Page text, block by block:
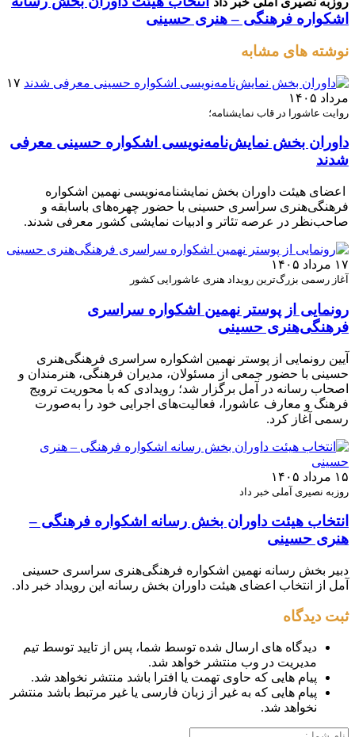
اشکواره فرهنگی‌ – هنری حسینی
نوشته های مشابه
۱۷
مرداد ۱۴۰۵
روایت عاشورا در قاب نمایشنامه؛
داوران بخش نمایش‌نامه‌نویسی اشکواره حسینی معرفی
شدند
اعضای هیئت داوران بخش نمایشنامه‌نویسی نهمین اشکواره
فرهنگی‌هنری سراسری حسینی با حضور چهره‌های باسابقه و
صاحب‌نظر در عرصه تئاتر و ادبیات نمایشی کشور معرفی شدند.
۱۷ مرداد ۱۴۰۵
آغاز رسمی بزرگ‌ترین رویداد هنری عاشورایی کشور
رونمایی از پوستر نهمین اشکواره سراسری
فرهنگی‌هنری حسینی
آیین رونمایی از پوستر نهمین اشکواره سراسری فرهنگی‌هنری
حسینی با حضور جمعی از مسئولان، مدیران فرهنگی، هنرمندان و
اصحاب رسانه در آمل برگزار شد؛ رویدادی که با محوریت ترویج
فرهنگ و معارف عاشورا، فعالیت‌های اجرایی خود را به‌صورت
رسمی آغاز کرد.
۱۵ مرداد ۱۴۰۵
روزبه نصیری آملی خبر داد
انتخاب هیئت داوران بخش رسانه اشکواره فرهنگی‌ –
هنری حسینی
دبیر بخش رسانه نهمین اشکواره فرهنگی‌هنری سراسری حسینی
آمل از انتخاب اعضای هیئت داوران بخش رسانه این رویداد خبر داد.
ثبت دیدگاه
دیدگاه های ارسال شده توسط شما، پس از تایید توسط تیم
مدیریت در وب منتشر خواهد شد.
پیام هایی که حاوی تهمت یا افترا باشد منتشر نخواهد شد.
پیام هایی که به غیر از زبان فارسی یا غیر مرتبط باشد منتشر
نخواهد شد.